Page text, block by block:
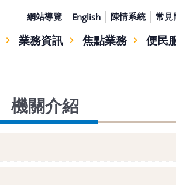
網站導覽 English 陳情系統 常見
業務資訊 焦點業務 便民
機關介紹